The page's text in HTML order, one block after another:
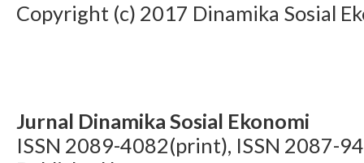
Copyright (c) 2017 Dinamika Sosial
Jurnal Dinamika Sosial Ekonomi
ISSN 2089-4082(print), ISSN 2087-